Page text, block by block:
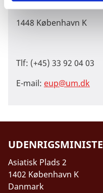
Asiatisk Plads 2
1448 København K
Tlf: (+45) 33 92 04 03
E-mail: eup@um.dk
Asiatisk Plads 2
1402 København K
Danmark